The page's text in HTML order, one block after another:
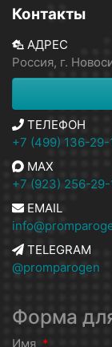
Контакты
АДРЕС
Россия, г.
ТЕЛЕФОН
+7 (499) 136-29-
MAX
+7 (923) 256-29-
EMAIL
TELEGRAM
@promparogen
Форма
Имя *